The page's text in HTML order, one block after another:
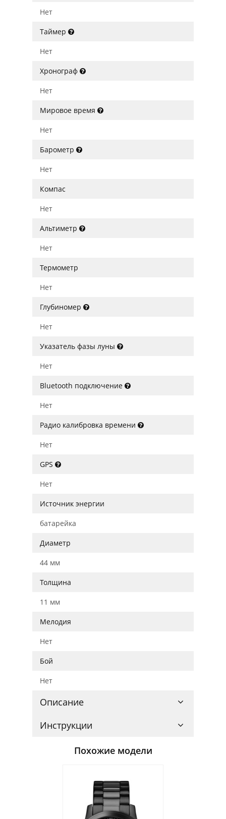
Нет
Таймер
Нет
Хронограф
Нет
Мировое время
Нет
Барометр
Нет
Компас
Нет
Альтиметр
Нет
Термометр
Нет
Глубиномер
Нет
Указатель фазы луны
Нет
Bluetooth подключение
Нет
Радио калибровка времени
Нет
GPS
Нет
Источник энергии
батарейка
Диаметр
44 мм
Толщина
11 мм
Мелодия
Нет
Бой
Нет
Описание
Инструкции
Похожие модели